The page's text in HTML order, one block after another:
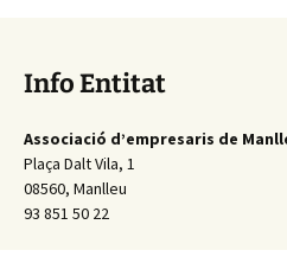
Info Entitat
Associació d’empresaris de
Plaça Dalt Vila, 1
08560, Manlleu
93 851 50 22